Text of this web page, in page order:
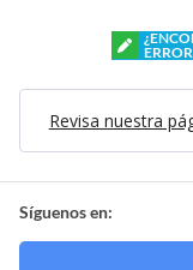
Revisa nuestra
Síguenos en: